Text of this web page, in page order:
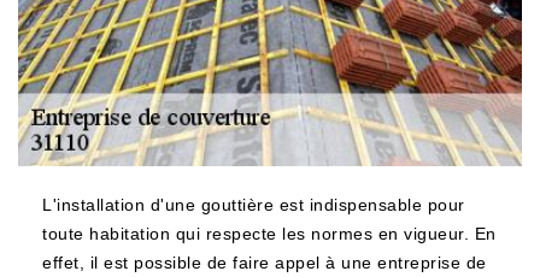
L'installation d'une gouttière est indispensable pour
toute habitation qui respecte les normes en vigueur. En
effet, il est possible de faire appel à une entreprise de